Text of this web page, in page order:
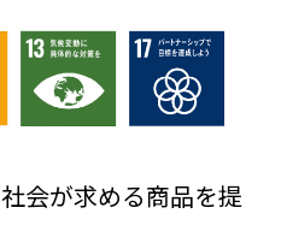
会が求める商品を提